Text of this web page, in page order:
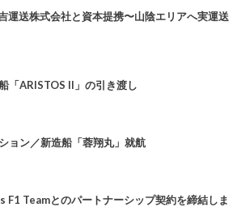
送株式会社と資本提携〜山陰エリアへ実運送
「ARISTOS II」の引き渡し
ョン／新造船「蓉翔丸」就航
F1 Teamとのパートナーシップ契約を締結しま